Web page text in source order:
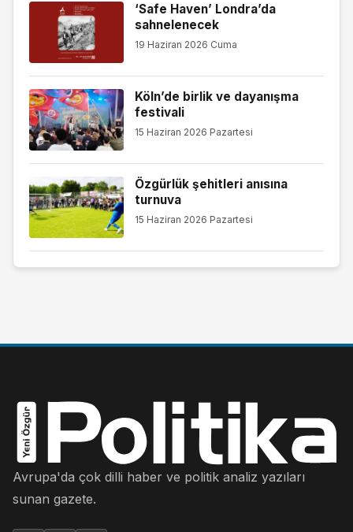
‘Safe Haven’ Londra’da
sahnelenecek
19 Haziran 2026 Cuma
Köln’de birlik ve dayanışma
festivali
15 Haziran 2026 Pazartesi
Özgürlük şehitleri anısına
turnuva
15 Haziran 2026 Pazartesi
Avrupa'da çok dilli haber ve politik analiz yazıları
sunan gazete.